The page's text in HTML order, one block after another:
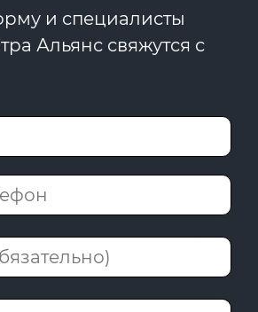
и специалисты
Альянс свяжутся с